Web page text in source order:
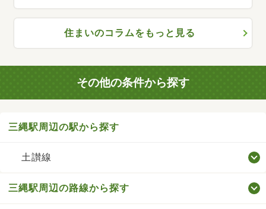
住まいのコラムをもっと見る
その他の条件から探す
三縄駅周辺の駅から探す
土讃線
三縄駅周辺の路線から探す